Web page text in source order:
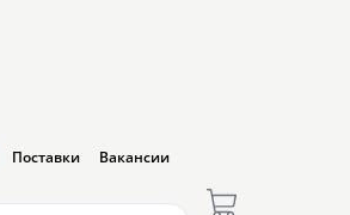
Поставки Вакансии